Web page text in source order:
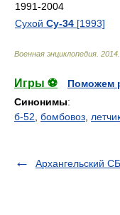
1991-2004
Сухой Су-34 [1993]
Военная энциклопедия 2014
Игры ⚽
Поможем
Синонимы:
б-52 бомбовоз
Архангельский СБ